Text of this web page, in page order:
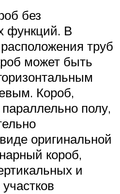
без
функций. В
труб
может быть
Короб,
полу,
оригинальной
короб,
и